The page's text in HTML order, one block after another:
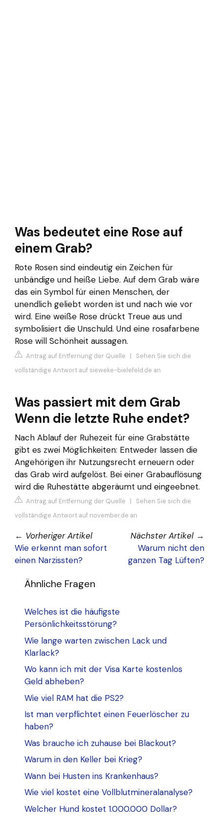
Was bedeutet eine Rose auf
einem Grab?
Rote Rosen sind eindeutig ein Zeichen für
unbändige und heiße Liebe. Auf dem Grab wäre
das ein Symbol für einen Menschen, der
unendlich geliebt worden ist und nach wie vor
wird. Eine weiße Rose drückt Treue aus und
symbolisiert die Unschuld. Und eine rosafarbene
Rose will Schönheit aussagen.
Antrag auf Entfernung der Quelle | Sehen Sie sich die
vollständige Antwort auf sieweke-bielefeld.de an
Was passiert mit dem Grab
Wenn die letzte Ruhe endet?
Nach Ablauf der Ruhezeit für eine Grabstätte
gibt es zwei Möglichkeiten: Entweder lassen die
Angehörigen ihr Nutzungsrecht erneuern oder
das Grab wird aufgelöst. Bei einer Grabauflösung
wird die Ruhestätte abgeräumt und eingeebnet.
Antrag auf Entfernung der Quelle | Sehen Sie sich die
vollständige Antwort auf november.de an
← Vorheriger Artikel
Wie erkennt man sofort
einen Narzissten?
Nächster Artikel →
Warum nicht den
ganzen Tag Lüften?
Ähnliche Fragen
Welches ist die häufigste
Persönlichkeitsstörung?
Wie lange warten zwischen Lack und
Klarlack?
Wo kann ich mit der Visa Karte kostenlos
Geld abheben?
Wie viel RAM hat die PS2?
Ist man verpflichtet einen Feuerlöscher zu
haben?
Was brauche ich zuhause bei Blackout?
Warum in den Keller bei Krieg?
Wann bei Husten ins Krankenhaus?
Wie viel kostet eine Vollblutmineralanalyse?
Welcher Hund kostet 1.000.000 Dollar?